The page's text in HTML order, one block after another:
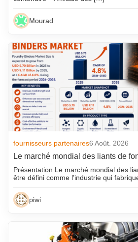
Mourad
fournisseurs partenaires6 Août. 2026
Le marché mondial des liants de
Présentation Le marché mondial des
être défini comme l’industrie qui
piwi